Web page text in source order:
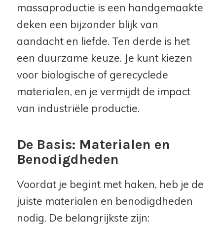
massaproductie is een handgemaakte
deken een bijzonder blijk van
aandacht en liefde. Ten derde is het
een duurzame keuze. Je kunt kiezen
voor biologische of gerecyclede
materialen, en je vermijdt de impact
van industriële productie.
De Basis: Materialen en
Benodigdheden
Voordat je begint met haken, heb je de
juiste materialen en benodigdheden
nodig. De belangrijkste zijn: